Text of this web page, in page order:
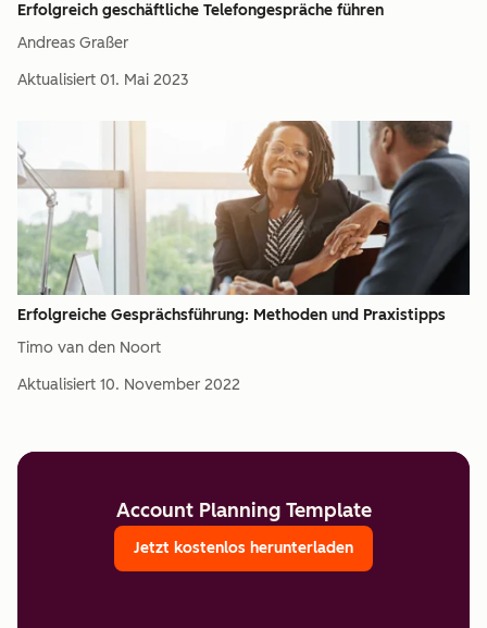
Erfolgreich geschäftliche Telefongespräche führen
Andreas Graßer
Aktualisiert 01. Mai 2023
Erfolgreiche Gesprächsführung: Methoden und Praxistipps
Timo van den Noort
Aktualisiert 10. November 2022
Account Planning Template
Jetzt kostenlos herunterladen